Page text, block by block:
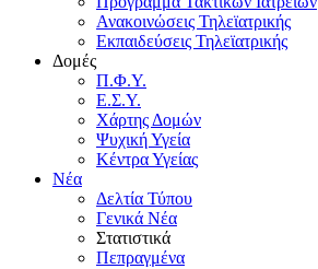
Ανακοινώσεις Τηλεϊατρικής
Εκπαιδεύσεις Τηλεϊατρικής
Δομές
Π.Φ.Υ.
Ε.Σ.Υ.
Χάρτης Δομών
Ψυχική Υγεία
Κέντρα Υγείας
Νέα
Δελτία Τύπου
Γενικά Νέα
Στατιστικά
Πεπραγμένα